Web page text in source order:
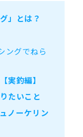
」とは？
ングでねら
実釣編】
たいこと
ノーケリン